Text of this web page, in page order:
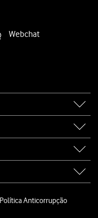
Webchat
Política Anticorrupção